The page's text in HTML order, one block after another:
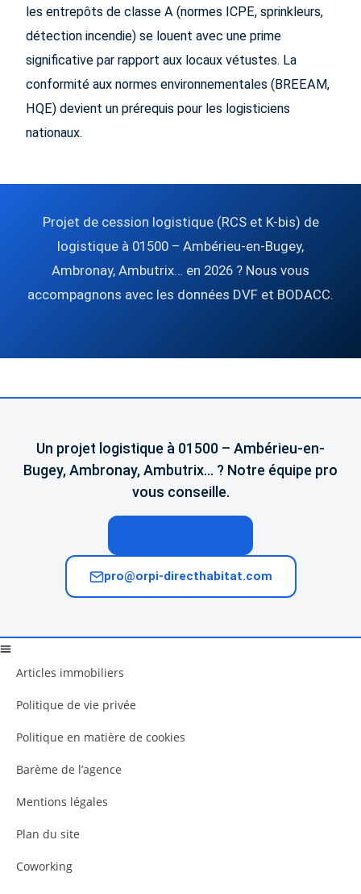
les entrepôts de classe A (normes ICPE, sprinkleurs,
détection incendie) se louent avec une prime
significative par rapport aux locaux vétustes. La
conformité aux normes environnementales (BREEAM,
HQE) devient un prérequis pour les logisticiens
nationaux.
Projet de cession logistique (RCS et K-bis) de
logistique à 01500 – Ambérieu-en-Bugey,
Ambronay, Ambutrix… en 2026 ? Nous vous
accompagnons avec les données DVF et BODACC.
Un projet logistique à 01500 – Ambérieu-en-
Bugey, Ambronay, Ambutrix… ? Notre équipe pro
vous conseille.
pro@orpi-directhabitat.com
Articles immobiliers
Politique de vie privée
Politique en matière de cookies
Barème de l’agence
Mentions légales
Plan du site
Coworking